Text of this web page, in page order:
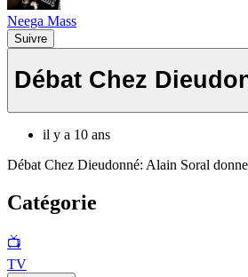
Neega Mass
Suivre
Débat Chez
il y a 10 ans
Débat Chez Dieudonné: Alain Soral
Catégorie
📺
TV